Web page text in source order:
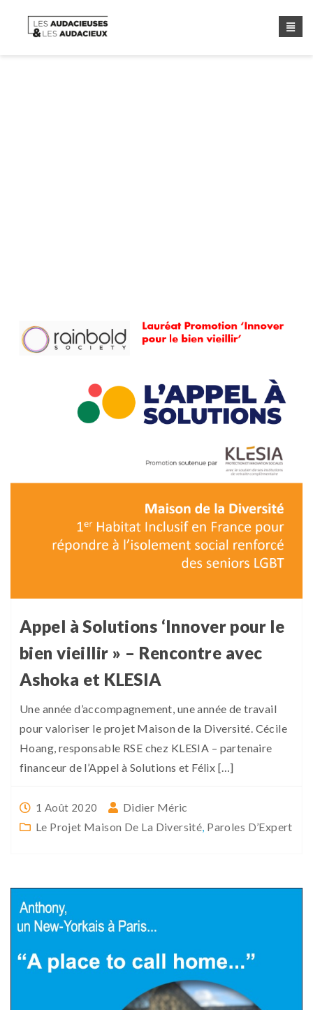
Appel à Solutions ‘Innover pour le
bien vieillir » – Rencontre avec
Ashoka et KLESIA
Une année d’accompagnement, une année de travail
pour valoriser le projet Maison de la Diversité. Cécile
Hoang, responsable RSE chez KLESIA – partenaire
financeur de l’Appel à Solutions et Félix […]
1 Août 2020
Didier Méric
Le Projet Maison De La Diversité, Paroles D’Expert